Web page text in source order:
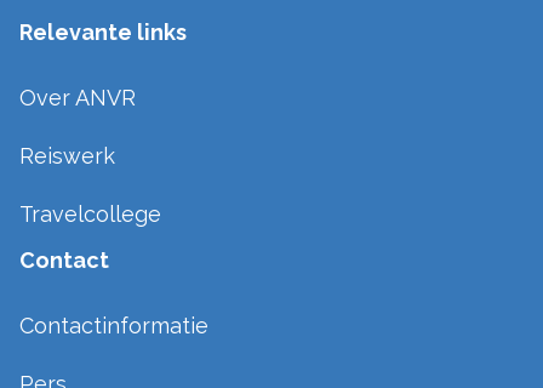
Relevante links
Over ANVR
Reiswerk
Travelcollege
Contact
Contactinformatie